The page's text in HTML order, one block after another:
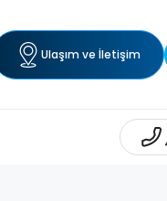
Ulaşım ve İletişim